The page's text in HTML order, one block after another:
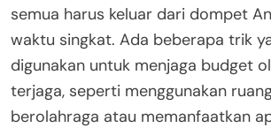
semua harus keluar dari dompet
waktu singkat. Ada beberapa trik
digunakan untuk menjaga budget
terjaga, seperti menggunakan
berolahraga atau memanfaatkan